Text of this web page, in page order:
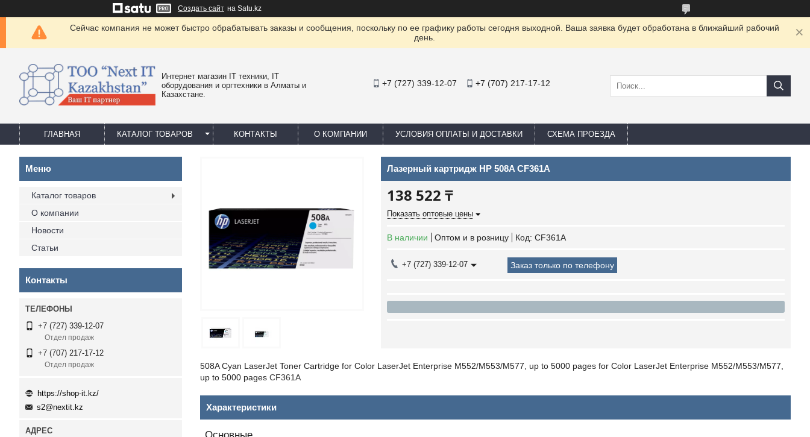
Создать сайт на Satu.kz
Сейчас компания не может быстро обрабатывать заказы и сообщения, поскольку по ее графику работы сегодня выходной. Ваша заявка будет обработана в ближайший рабочий
день.
Интернет магазин IT техники, IT
оборудования и оргтехники в Алматы и
Казахстане.
+7 (727) 339-12-07 +7 (707) 217-17-12
ГЛАВНАЯ КАТАЛОГ ТОВАРОВ КОНТАКТЫ О КОМПАНИИ УСЛОВИЯ ОПЛАТЫ И ДОСТАВКИ СХЕМА ПРОЕЗДА
Лазерный картридж HP 508A CF361A
138 522 ₸
Показать оптовые цены
В наличии Оптом и в розницу Код: CF361A
+7 (727) 339-12-07 Заказ только по телефону
508A Cyan LaserJet Toner Cartridge for Color LaserJet Enterprise M552/M553/M577, up to 5000 pages for Color LaserJet Enterprise M552/M553/M577,
up to 5000 pages CF361A
Характеристики
Каталог товаров
О компании
Новости
Статьи
Контакты
+7 (727) 339-12-07
Отдел продаж
+7 (707) 217-17-12
Отдел продаж
https://shop-it.kz/
s2@nextit.kz